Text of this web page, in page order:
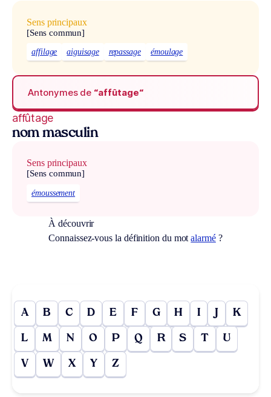
Sens principaux
[Sens commun]
affilage aiguisage repassage émoulage
Antonymes de “affûtage“
affûtage
nom masculin
Sens principaux
[Sens commun]
émoussement
À découvrir
Connaissez-vous la définition du motalarmé?
A B C D E F G H I J K
L M N O P Q R S T U
V W X Y Z